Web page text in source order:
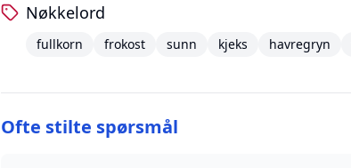
Nøkkelord
fullkorn frokost sunn kjeks havregryn
Ofte stilte spørsmål